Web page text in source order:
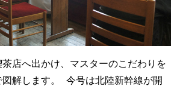
店へ出かけ、マスターのこだわりを
解します。 今号は北陸新幹線が開